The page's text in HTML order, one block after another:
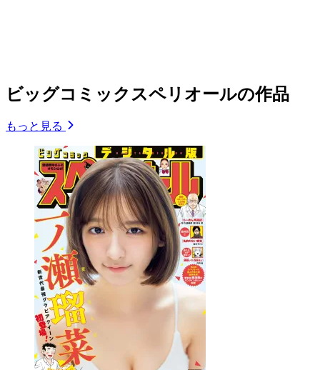
ビッグコミックスペリオールの作品
もっと見る